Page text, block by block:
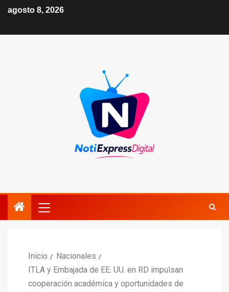
agosto 8, 2026
Inicio
Nacionales
ITLA y Embajada de EE. UU. en RD impulsan
cooperación académica y oportunidades de